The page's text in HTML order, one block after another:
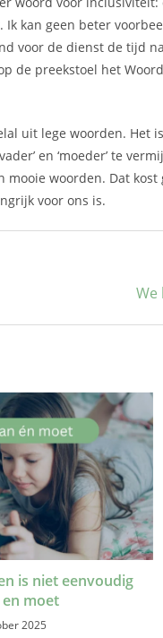
kan geen beter
voor de dienst de tijd
de preekstoel het
uit lege woorden. Het
en ‘moeder’ te
woorden. Dat
voor ons is.
We
is niet eenvoudig
moet
2025